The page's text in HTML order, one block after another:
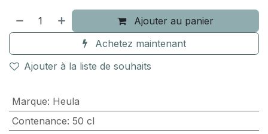
Ajouter au panier
Achetez maintenant
Ajouter à la liste de souhaits
Marque: Heula
Contenance: 50 cl